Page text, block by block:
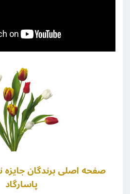
صفحه اصلی برندگان جایزه
پاسارگاد